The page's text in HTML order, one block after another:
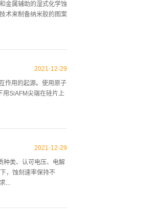
。 图1实验使用电子回
制2mTorr的腔室压力，
致本实验长宽比蚀刻
金属辅助的湿式化学蚀
术来制备纳米胶的图案
系统下退火，以激
的粒子表征工
，覆盖率对应于金属对
到的硅纳米柱的高
作用的起源。使用原子
用SiAFM尖端在硅片上
描速度为20mm/s，划
透射电镜（透射电镜）
层的硅单晶的晶格平
已被均匀地去除，并
2021-12-29
种类、认可电压、电解
，蚀刻速率保持不
...
2021-12-29